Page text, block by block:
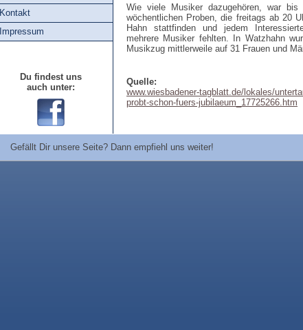
Kontakt
Impressum
Du findest uns
auch unter:
Wie viele Musiker dazugehören, war
wöchentlichen Proben, die freitags ab 20
Hahn stattfinden und jedem
mehrere Musiker fehlten. In Watzhahn
Musikzug mittlerweile auf 31 Frauen und
Quelle:
www.wiesbadener-tagblatt.de/lokales/
probt-schon-fuers-jubilaeum_17725266.htm
Gefällt Dir unsere Seite? Dann empfiehl uns weiter!